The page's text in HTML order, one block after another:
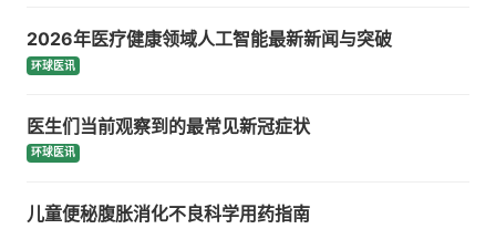
2026年医疗健康领域人工智能最新新闻与突破
环球医讯
医生们当前观察到的最常见新冠症状
环球医讯
儿童便秘腹胀消化不良科学用药指南